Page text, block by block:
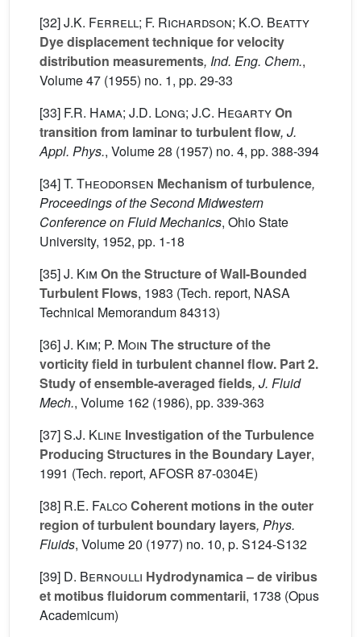
[32]J.K. Ferrell; F. Richardson; K.O. Beatty
Dye displacement technique for velocity
distribution measurements, Ind. Eng. Chem.,
Volume 47 (1955) no. 1, pp. 29-33
[33] F.R. Hama; J.D. Long; J.C. HegartyOn
transition from laminar to turbulent flow, J.
Appl. Phys., Volume 28 (1957) no. 4, pp. 388-394
[34]T. Theodorsen Mechanism of turbulence,
Proceedings of the Second Midwestern
Conference on Fluid Mechanics, Ohio State
University, 1952, pp. 1-18
[35]J. Kim On the Structure of Wall-Bounded
Turbulent Flows, 1983 (Tech. report, NASA
Technical Memorandum 84313)
[36]J. Kim; P. Moin The structure of the
vorticity field in turbulent channel flow. Part 2.
Study of ensemble-averaged fields, J. Fluid
Mech., Volume 162 (1986), pp. 339-363
[37]S.J. Kline Investigation of the Turbulence
Producing Structures in the Boundary Layer,
1991 (Tech. report, AFOSR 87-0304E)
[38] R.E. FalcoCoherent motions in the outer
region of turbulent boundary layers, Phys.
Fluids, Volume 20 (1977) no. 10, p. S124-S132
[39] D. Bernoulli Hydrodynamica – de viribus
et motibus fluidorum commentarii, 1738 (Opus
Academicum)